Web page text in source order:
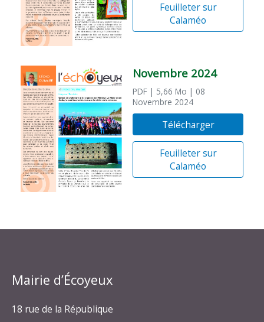
Feuilleter sur
Calaméo
Novembre 2024
PDF | 5,66 Mo | 08
Novembre 2024
Télécharger
Feuilleter sur
Calaméo
Mairie d’Écoyeux
18 rue de la République